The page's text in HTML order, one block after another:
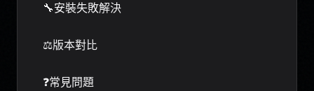
🔧安裝失敗解決
⚖️版本對比
❓常見問題